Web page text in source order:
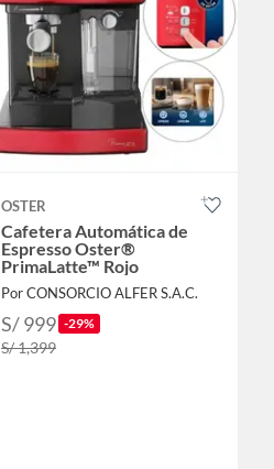
OSTER
Cafetera Automática de
Espresso Oster®
PrimaLatte™ Rojo
Por CONSORCIO ALFER S.A.C.
S/ 999 -29%
S/ 1,399